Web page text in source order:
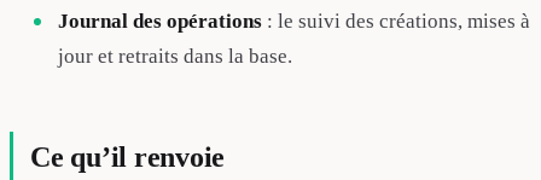
Journal des opérations : le suivi des créations, mises à
jour et retraits dans la base.
Ce qu’il renvoie